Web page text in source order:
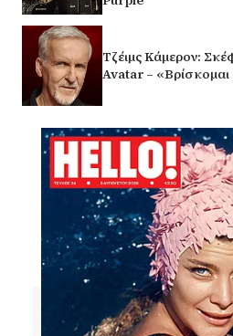
Τζέιμς Κάμερον:
Avatar –